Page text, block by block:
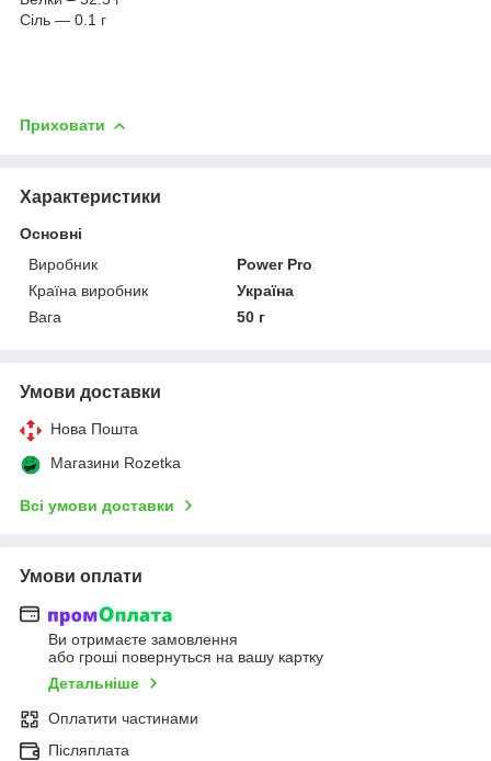
Сіль — 0.1 г
Приховати
Характеристики
Основні
Виробник
Power Pro
Країна виробник
Україна
Вага
50 г
Умови доставки
Нова Пошта
Магазини Rozetka
Всі умови доставки
Умови оплати
Ви отримаєте замовлення
або гроші повернуться на вашу картку
Детальніше
Оплатити частинами
Післяплата